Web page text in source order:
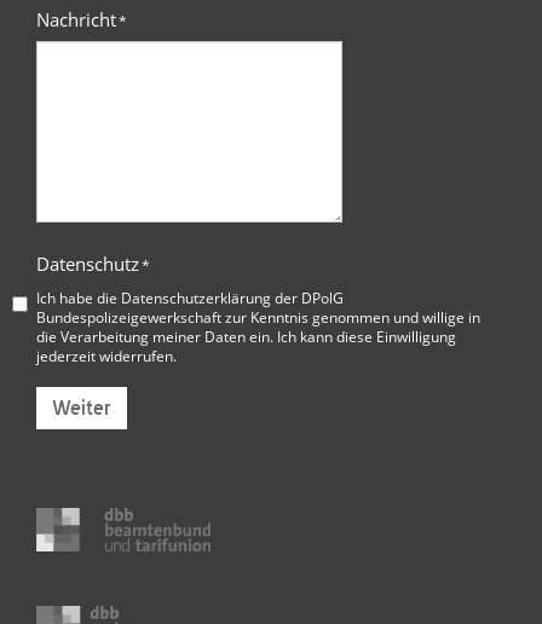
Nachricht*
Datenschutz*
Ich habe die Datenschutzerklärung der DPolG
Bundespolizeigewerkschaftzur Kenntnis genommen und willige in
die Verarbeitung meiner Daten ein. Ich kann diese Einwilligung
jederzeit widerrufen.
Weiter